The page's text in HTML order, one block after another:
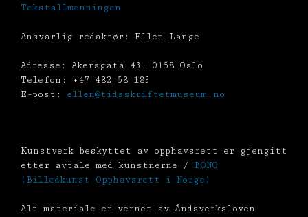
Tekstallmenningen
Ansvarlig redaktør: Ellen Lange
Adresse: Akersgata 43, 0158 Oslo
Telefon: +47 482 58 183
E-post: ellen@tidsskriftetmuseum.no
Kunstverk beskyttet av opphavsrett er gjengitt
etter avtale med kunstnerne / BONO
(Billedkunst Opphavsrett i Norge)
Alt materiale er vernet av Åndsverksloven.